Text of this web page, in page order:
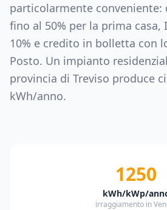
particolarmente conveniente:
fino al 50% per la prima casa,
10% e credito in bolletta con
Posto. Un impianto
provincia di Treviso produce
kWh/anno.
1250
kWh/kWp/
irraggiamento in